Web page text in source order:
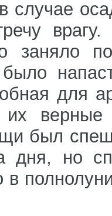
случае
заняло
для
их
был
но
в